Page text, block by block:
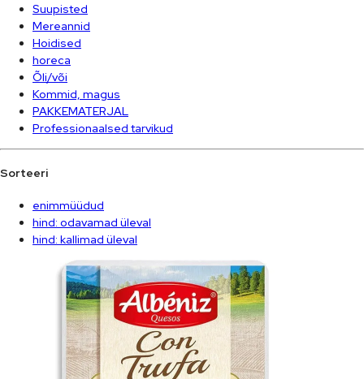
Suupisted
Mereannid
Hoidised
horeca
Õli/või
Kommid, magus
PAKKEMATERJAL
Professionaalsed tarvikud
Sorteeri
enimmüüdud
hind: odavamad üleval
hind: kallimad üleval